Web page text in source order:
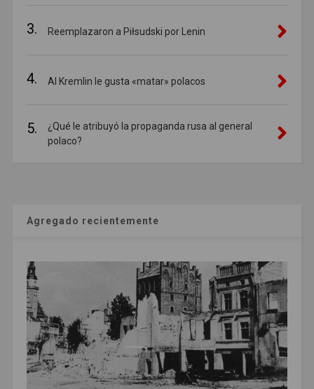
3. Reemplazaron a Piłsudski por Lenin
4. Al Kremlin le gusta «matar» polacos
5.
¿Qué le atribuyó la propaganda rusa al general
polaco?
Agregado recientemente